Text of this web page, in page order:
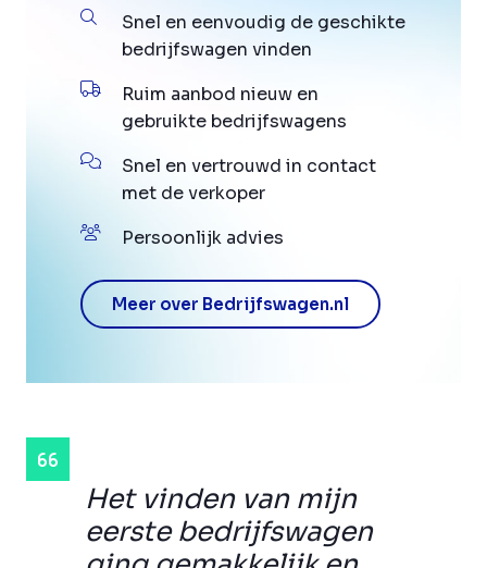
Het vinden van mijn
eerste bedrijfswagen
Snel en eenvoudig de geschikte
bedrijfswagen vinden
Ruim aanbod nieuw en
gebruikte bedrijfswagens
Snel en vertrouwd in contact
met de verkoper
Persoonlijk advies
Meer over Bedrijfswagen.nl